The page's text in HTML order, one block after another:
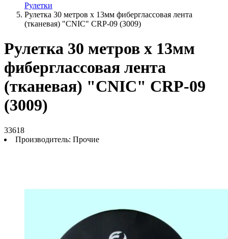
Рулетки
Рулетка 30 метров х 13мм фиберглассовая лента
(тканевая) "CNIC" CRP-09 (3009)
Рулетка 30 метров х 13мм
фиберглассовая лента
(тканевая) "CNIC" CRP-09
(3009)
33618
Производитель: Прочие